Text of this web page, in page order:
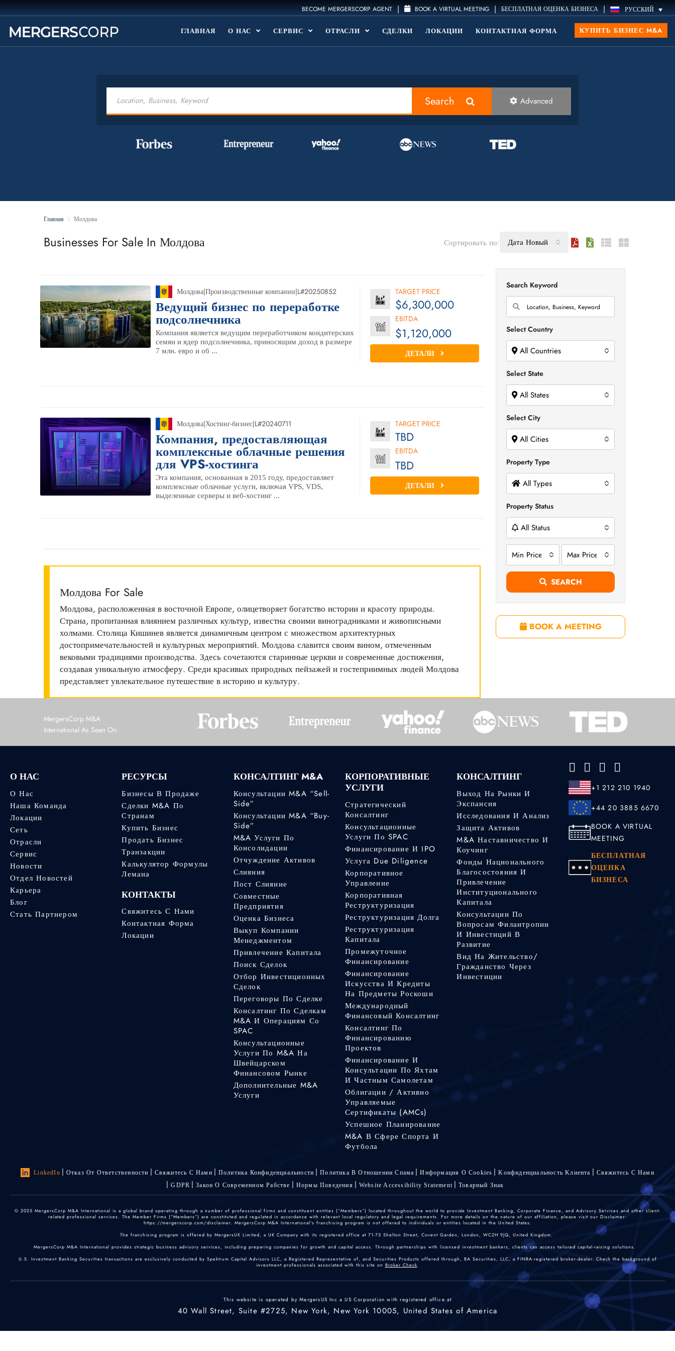
BECOME MERGERSCORP AGENT | BOOK A VIRTUAL MEETING | БЕСПЛАТНАЯ ОЦЕНКА БИЗНЕСА | РУССКИЙ
ГЛАВНАЯ О НАС СЕРВИС ОТРАСЛИ СДЕЛКИ ЛОКАЦИИ КОНТАКТНАЯ ФОРМА КУПИТЬ БИЗНЕС M&A
Search Advanced
Главная Молдова
Businesses For Sale In Молдова Сортировать по: Дата Новый
Молдова|Производственные компании|L#20250852
Ведущий бизнес по переработке
подсолнечника
Компания является ведущим переработчиком кондитерских
семян и ядер подсолнечника, приносящим доход в размере
7 млн. евро и об ...
TARGET PRICE
$6,300,000
EBITDA
$1,120,000
ДЕТАЛИ
Молдова|Хостинг-бизнес|L#20240711
Компания, предоставляющая
комплексные облачные решения
для VPS-хостинга
Эта компания, основанная в 2015 году, предоставляет
комплексные облачные услуги, включая VPS, VDS,
выделенные серверы и веб-хостинг ...
TARGET PRICE
TBD
EBITDA
TBD
ДЕТАЛИ
Молдова For Sale
Молдова, расположенная в восточной Европе, олицетворяет богатство истории и красоту природы.
Страна, пропитанная влиянием различных культур, известна своими виноградниками и живописными
холмами. Столица Кишинев является динамичным центром с множеством архитектурных
достопримечательностей и культурных мероприятий. Молдова славится своим вином, отмеченным
вековыми традициями производства. Здесь сочетаются старинные церкви и современные достижения,
создавая уникальную атмосферу. Среди красивых природных пейзажей и гостеприимных людей Молдова
представляет увлекательное путешествие в историю и культуру.
Search Keyword
Select Country
All Countries
Select State
All States
Select City
All Cities
Property Type
All Types
Property Status
All Status
Min Price Max Price
SEARCH
BOOK A MEETING
MergersCorp M&A
International As Seen On
О НАС
О Нас
Наша Команда
Локации
Сеть
Отрасли
Сервис
Новости
Отдел Новостей
Карьера
Блог
Стать Партнером
РЕСУРСЫ
Бизнесы В Продаже
Сделки M&A По
Странам
Купить Бизнес
Продать Бизнес
Транзакции
Калькулятор Формулы
Лемана
КОНТАКТЫ
Свяжитесь С Нами
Контактная Форма
Локации
КОНСАЛТИНГ M&A
Консультации M&A “Sell-
Side”
Консультации M&A “Buy-
Side”
M&A Услуги По
Консолидации
Отчуждение Активов
Слияния
Пост Слияние
Совместные
Предприятия
Оценка Бизнеса
Выкуп Компании
Менеджментом
Привлечение Капитала
Поиск Сделок
Отбор Инвестиционных
Сделок
Переговоры По Сделке
Консалтинг По Сделкам
M&A И Операциям Со
SPAC
Консультационные
Услуги По M&A На
Швейцарском
Финансовом Рынке
Дополнительные M&A
Услуги
КОРПОРАТИВНЫЕ
УСЛУГИ
Стратегический
Консалтинг
Консультационные
Услуги По SPAC
Финансирование И IPO
Услуга Due Diligence
Корпоративное
Управление
Корпоративная
Реструктуризация
Реструктуризация Долга
Реструктуризация
Капитала
Промежуточное
Финансирование
Финансирование
Искусства И Кредиты
На Предметы Роскоши
Международный
Финансовый Консалтинг
Консалтинг По
Финансированию
Проектов
Финансирование И
Консультации По Яхтам
И Частным Самолетам
Облигации / Активно
Управляемые
Сертификаты (AMCs)
Успешное Планирование
M&A В Сфере Спорта И
Футбола
КОНСАЛТИНГ
Выход На Рынки И
Экспансия
Исследования И Анализ
Защита Активов
M&A Наставничество И
Коучинг
Фонды Национального
Благосостояния И
Привлечение
Институционального
Капитала
Консультации По
Вопросам Филантропии
И Инвестиций В
Развитие
Вид На Жительство/
Гражданство Через
Инвестиции
+1 212 210 1940
+44 20 3885 6670
BOOK A VIRTUAL
MEETING
БЕСПЛАТНАЯ
ОЦЕНКА
БИЗНЕСА
LinkedIn Отказ От Ответственности Свяжитесь С Нами Политика Конфиденциальности Политика В Отношении Спама Информация О Cookies Kонфиденциальность Kлиента
Свяжитесь С Нами
GDPR
Закон О Современном Рабстве Нормы Поведения Website Accessibility Statement Товарный Знак
© 2025 MergersCorp M&A International is a global brand operating through a number of professional firms and constituent entities (“Members”) located throughout the world to provide Investment Banking, Corporate Finance, and Advisory Services and other client-
related professional services. The Member Firms (“Members”) are constituted and regulated in accordance with relevant local regulatory and legal requirements. For more details on the nature of our affiliation, please visit our Disclaimer:
https://mergerscorp.com/disclaimer. MergersCorp M&A International's franchising program is not offered to individuals or entities located in the United States.
The franchising program is offered by MergersUK Limited, a UK Company with its registered office at 71-75 Shelton Street, Covent Garden, London, WC2H 9JQ, United Kingdom.
MergersCorp M&A International provides strategic business advisory services, including preparing companies for growth and capital access. Through partnerships with licensed investment bankers, clients can access tailored capital-raising solutions.
U.S. Investment Banking Securities transactions are exclusively conducted by Spektrum Capital Advisors LLC, a Registered Representative of, and Securities Products offered through, BA Securities, LLC, a FINRA-registered broker-dealer. Check the background of
investment professionals associated with this site on Broker Check.
This website is operated by MergersUS Inc a US Corporation with registered office at
40 Wall Street, Suite #2725, New York, New York 10005, United States of America